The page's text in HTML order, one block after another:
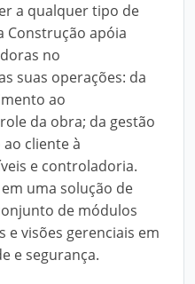
a qualquer tipo de
Construção apóia
no
suas operações: da
ao
da obra; da gestão
cliente à
e controladoria.
uma solução de
de módulos
e visões gerenciais em
e segurança.